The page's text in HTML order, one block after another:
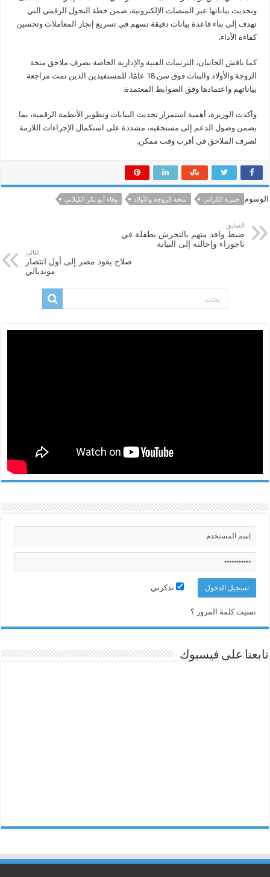
وتحديث بياناتها عبر المنصات الإلكترونية، ضمن خطة التحول الرقمي التي
تهدف إلى بناء قاعدة بيانات دقيقة تسهم في تسريع إنجاز المعاملات وتحسين
كفاءة الأداء.
كما ناقش الجانبان، الترتيبات الفنية والإدارية الخاصة بصرف ملاحق منحة
الزوجة والأولاد والبنات فوق سن 18 عامًا، للمستفيدين الذين تمت مراجعة
بياناتهم واعتمادها وفق الضوابط المعتمدة.
وأكدت الوزيرة، أهمية استمرار تحديث البيانات وتطوير الأنظمة الرقمية، بما
يضمن وصول الدعم إلى مستحقيه، مشددة على استكمال الإجراءات اللازمة
لصرف الملاحق في أقرب وقت ممكن.
الوسوم حمزة الكراتي منحة الزوجة والأولاد وفاء أبو بكر الكيلاني
السابق
ضبط وافد متهم بالتحرش بطفلة في
تاجوراء وإحالته إلى النيابة
التالي
صلاح يقود مصر إلى أول انتصار
مونديالي
تذكرني
نسيت كلمة المرور ؟
تابعنا على فيسبوك